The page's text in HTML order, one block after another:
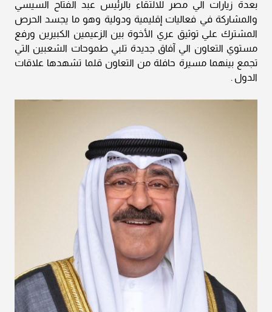
بعدة زيارات الي مصر للالتقاء بالرئيس عبد الفتاح السيسي
والمشاركة في فعاليات إقليمية ودولية وهو ما يجسد الحرص
المشترك علي توثيق عري الأخوة بين الزعيمين الكبيرين ورفع
مستوي التعاون الي آفاق جديدة تلبي طموحات الشعبين التي
تجمع بينهما مسيرة حافلة من التعاون قلما تشهدها علاقات
الدول .